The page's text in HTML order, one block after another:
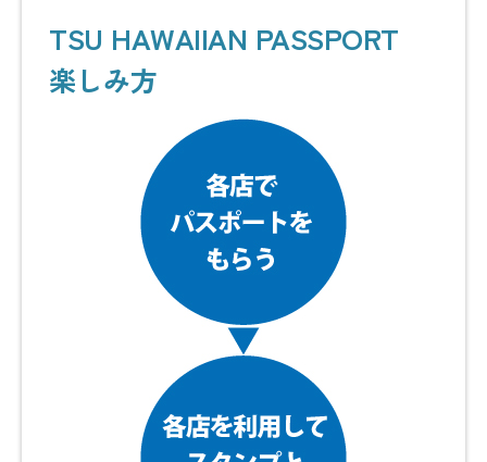
TSU HAWAIIAN PASSPORT
楽しみ方